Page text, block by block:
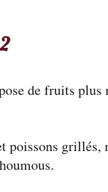
de fruits plus
poissons grillés,